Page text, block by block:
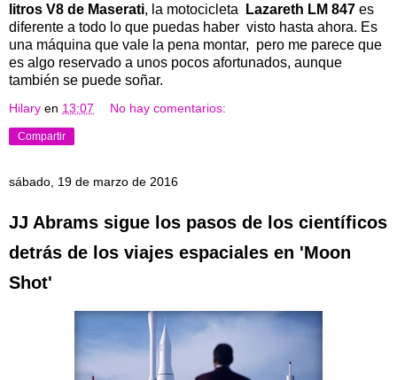
litros V8 de Maserati, la motocicleta Lazareth LM 847 es
diferente a todo lo que puedas haber visto hasta ahora. Es
una máquina que vale la pena montar, pero me parece que
es algo reservado a unos pocos afortunados, aunque
también se puede soñar.
Hilary en 13:07 No hay comentarios:
Compartir
sábado, 19 de marzo de 2016
JJ Abrams sigue los pasos de los científicos
detrás de los viajes espaciales en 'Moon
Shot'